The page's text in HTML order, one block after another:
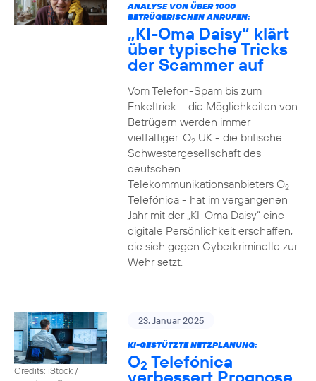
ANALYSE VON ÜBER 1000
BETRÜGERISCHEN ANRUFEN:
„KI-Oma Daisy“ klärt
über typische Tricks
der Scammer auf
Vom Telefon-Spam bis zum
Enkeltrick – die Möglichkeiten von
Betrügern werden immer
vielfältiger. O2UK - die britische
Schwestergesellschaft des
deutschen
Telekommunikationsanbieters O2
Telefónica - hat im vergangenen
Jahr mit der „KI-Oma Daisy“ eine
digitale Persönlichkeit erschaffen,
die sich gegen Cyberkriminelle zur
Wehr setzt.
Credits: iStock /
23. Januar 2025
KI-GESTÜTZTE NETZPLANUNG:
O2 Telefónica
verbessert Prognose